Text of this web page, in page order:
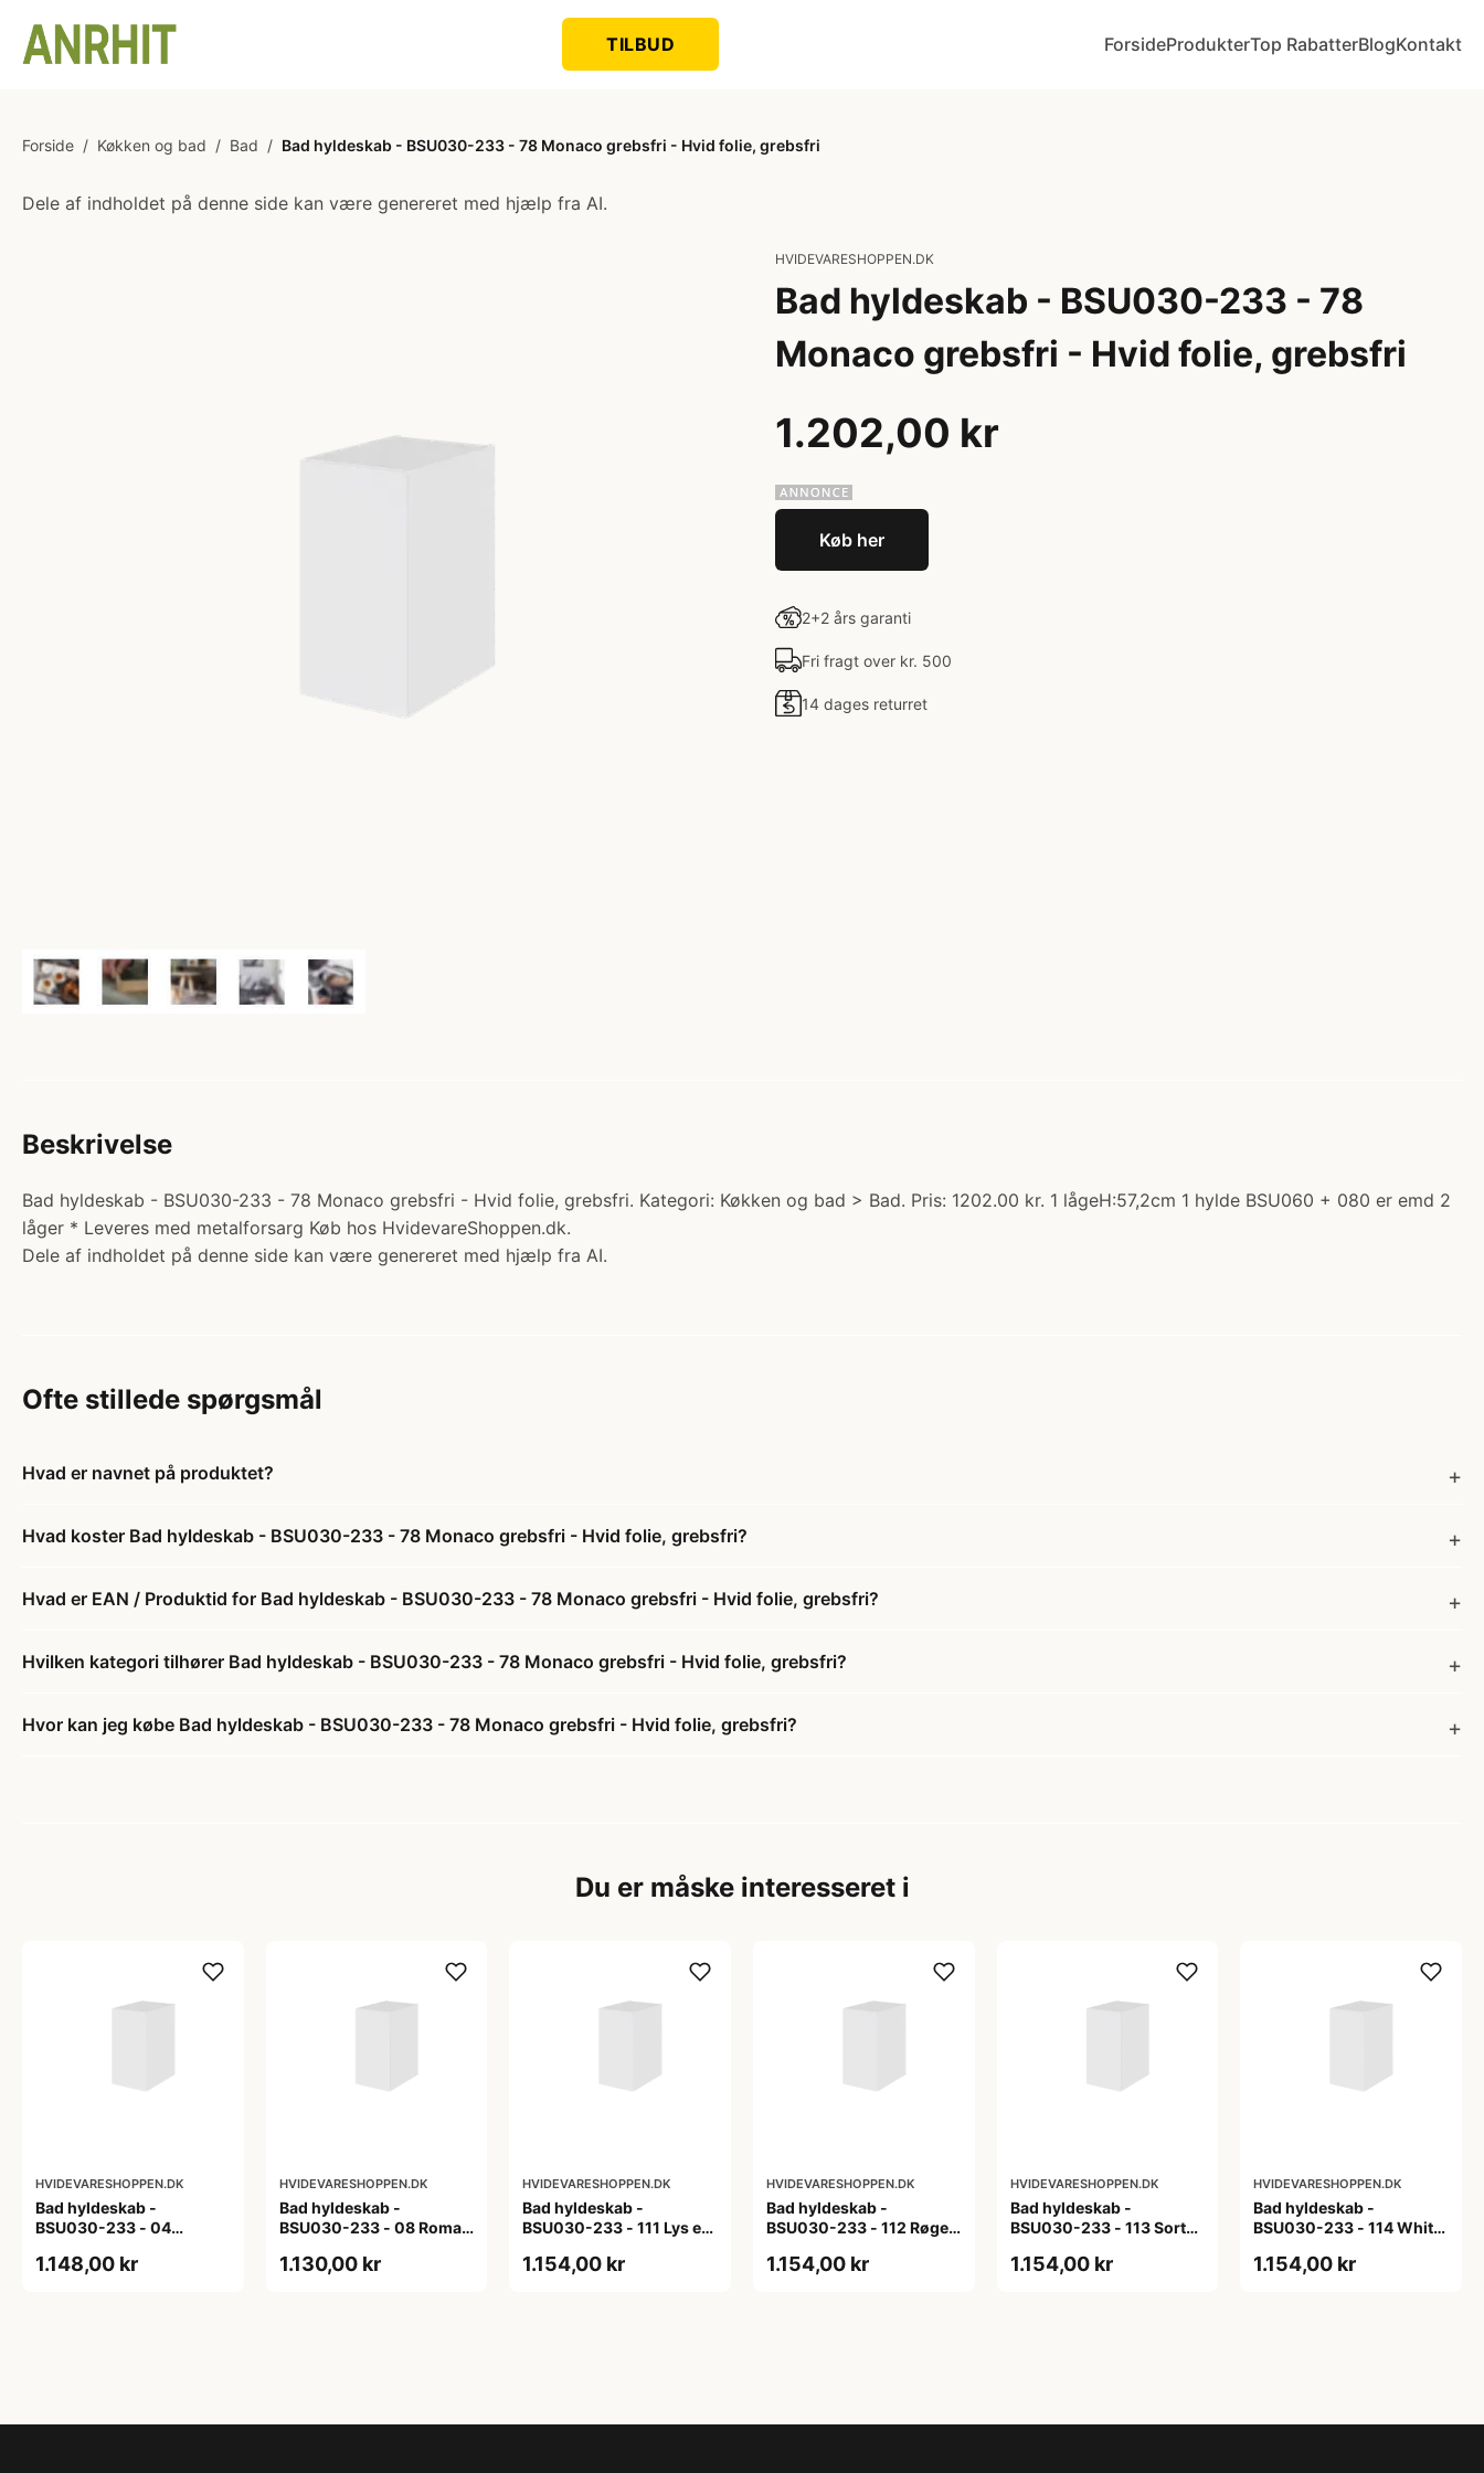
TILBUD ForsideProdukterTop RabatterBlogKontakt
Forside / Køkken og bad / Bad / Bad hyldeskab - BSU030-233 - 78 Monaco grebsfri - Hvid folie, grebsfri
Dele af indholdet på denne side kan være genereret med hjælp fra AI.
HVIDEVARESHOPPEN.DK
Bad hyldeskab - BSU030-233 - 78
Monaco grebsfri - Hvid folie, grebsfri
1.202,00 kr
Køb her
2+2 års garanti
Fri fragt over kr. 500
14 dages returret
Beskrivelse
Bad hyldeskab - BSU030-233 - 78 Monaco grebsfri - Hvid folie, grebsfri. Kategori: Køkken og bad > Bad. Pris: 1202.00 kr. 1 lågeH:57,2cm 1 hylde BSU060 + 080 er emd 2
låger * Leveres med metalforsarg Køb hos HvidevareShoppen.dk.
Dele af indholdet på denne side kan være genereret med hjælp fra AI.
Ofte stillede spørgsmål
Hvad er navnet på produktet?
Hvad koster Bad hyldeskab - BSU030-233 - 78 Monaco grebsfri - Hvid folie, grebsfri?
Hvad er EAN / Produktid for Bad hyldeskab - BSU030-233 - 78 Monaco grebsfri - Hvid folie, grebsfri?
Hvilken kategori tilhører Bad hyldeskab - BSU030-233 - 78 Monaco grebsfri - Hvid folie, grebsfri?
Hvor kan jeg købe Bad hyldeskab - BSU030-233 - 78 Monaco grebsfri - Hvid folie, grebsfri?
Du er måske interesseret i
HVIDEVARESHOPPEN.DK
Bad hyldeskab -
BSU030-233 - 04
1.148,00 kr
HVIDEVARESHOPPEN.DK
Bad hyldeskab -
BSU030-233 - 08 Roma -
1.130,00 kr
HVIDEVARESHOPPEN.DK
Bad hyldeskab -
BSU030-233 - 111 Lys eg
1.154,00 kr
HVIDEVARESHOPPEN.DK
Bad hyldeskab -
BSU030-233 - 112 Røget
1.154,00 kr
HVIDEVARESHOPPEN.DK
Bad hyldeskab -
BSU030-233 - 113 Sort
1.154,00 kr
HVIDEVARESHOPPEN.DK
Bad hyldeskab -
BSU030-233 - 114 White
ABS-kant
1.154,00 kr